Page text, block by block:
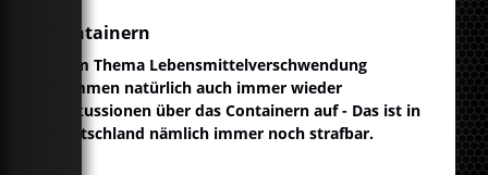
Containern
Beim Thema Lebensmittelverschwendung
kommen natürlich auch immer wieder
Diskussionen über das Containern auf - Das ist in
Deutschland nämlich immer noch strafbar.